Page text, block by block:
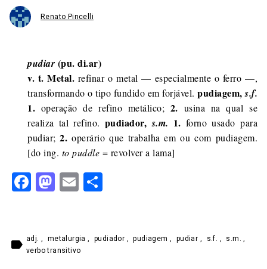
Renato Pincelli
pudiar (pu. di.ar)
v. t. Metal. refinar o metal — especialmente o ferro —,
transformando o tipo fundido em forjável. pudiagem,s.f.
1. operação de refino metálico; 2. usina na qual se
realiza tal refino. pudiador,s.m. 1. forno usado para
pudiar;2. operário que trabalha em ou com pudiagem.
[do ing. to puddle = revolver a lama]
Facebook
Mastodon
Email
label adj. , metalurgia, pudiador , pudiagem, pudiar , s.f. , s.m.,
verbo transitivo